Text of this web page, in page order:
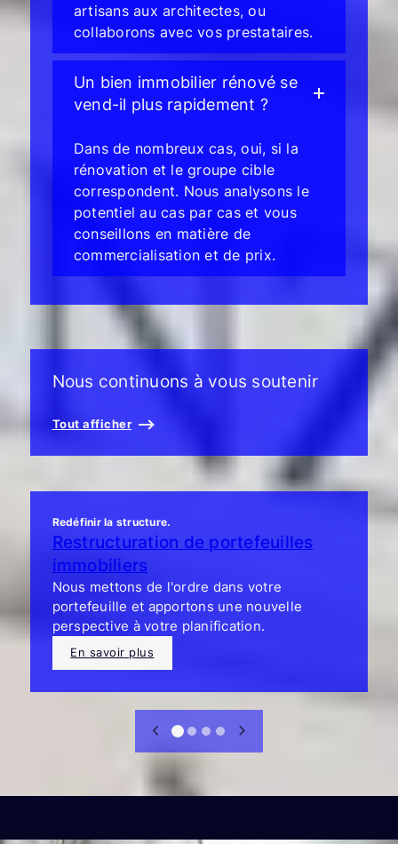
artisans aux architectes, ou
collaborons avec vos prestataires.
Un bien immobilier rénové se
vend-il plus rapidement ?
Dans de nombreux cas, oui, si la
rénovation et le groupe cible
correspondent. Nous analysons le
potentiel au cas par cas et vous
conseillons en matière de
commercialisation et de prix.
Nous continuons à vous soutenir
Tout afficher
Redéfinir la structure.
Restructuration de portefeuilles
immobiliers
Nous mettons de l'ordre dans votre
portefeuille et apportons une nouvelle
perspective à votre planification.
En savoir plus